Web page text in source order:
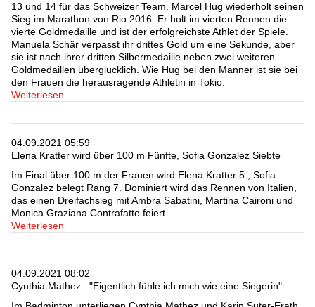
13 und 14 für das Schweizer Team. Marcel Hug wiederholt seinen
Sieg im Marathon von Rio 2016. Er holt im vierten Rennen die
vierte Goldmedaille und ist der erfolgreichste Athlet der Spiele.
Manuela Schär verpasst ihr drittes Gold um eine Sekunde, aber
sie ist nach ihrer dritten Silbermedaille neben zwei weiteren
Goldmedaillen überglücklich. Wie Hug bei den Männer ist sie bei
den Frauen die herausragende Athletin in Tokio.
Weiterlesen
04.09.2021 05:59
Elena Kratter wird über 100 m Fünfte, Sofia Gonzalez Siebte
Im Final über 100 m der Frauen wird Elena Kratter 5., Sofia
Gonzalez belegt Rang 7. Dominiert wird das Rennen von Italien,
das einen Dreifachsieg mit Ambra Sabatini, Martina Caironi und
Monica Graziana Contrafatto feiert.
Weiterlesen
04.09.2021 08:02
Cynthia Mathez : "Eigentlich fühle ich mich wie eine Siegerin"